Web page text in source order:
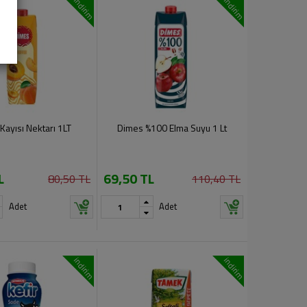
indirim
Nektarı 1LT
80,50 TL
Adet
indirim
Dimes %100 Elma Suyu 1 Lt
69,50 TL 110,40 TL
Adet
indirim indirim